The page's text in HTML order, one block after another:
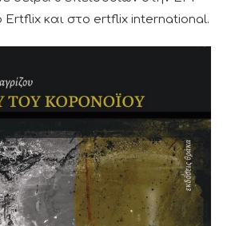
Ertflix και στο ertflix international.